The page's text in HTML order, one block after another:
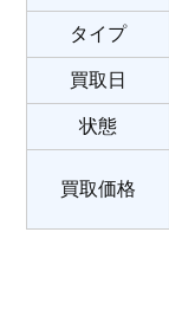
タイプ
買取日
状態
買取価格